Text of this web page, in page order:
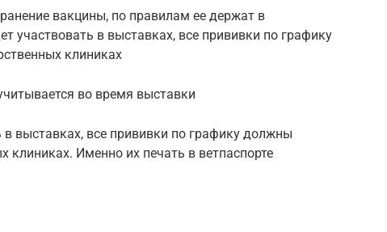
вакцины, по правилам ее держат в
участвовать в выставках, все прививки по графику
клиниках
во время выставки
выставках, все прививки по графику должны
клиниках. Именно их печать в ветпаспорте